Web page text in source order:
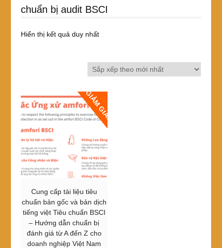
chuẩn bị audit BSCI
Hiển thị kết quả duy nhất
GIẢM GIÁ!
Cung cấp tài liệu tiêu
chuẩn bản gốc và bản dịch
tiếng việt Tiêu chuẩn BSCI
– Hướng dẫn chuẩn bị
đánh giá từ A đến Z cho
doanh nghiệp Việt Nam